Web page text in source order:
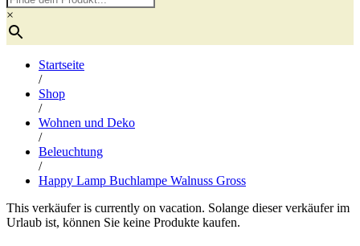
×
Startseite
/
Shop
/
Wohnen und Deko
/
Beleuchtung
/
Happy Lamp Buchlampe Walnuss Gross
This verkäufer is currently on vacation. Solange dieser verkäufer im
Urlaub ist, können Sie keine Produkte kaufen.